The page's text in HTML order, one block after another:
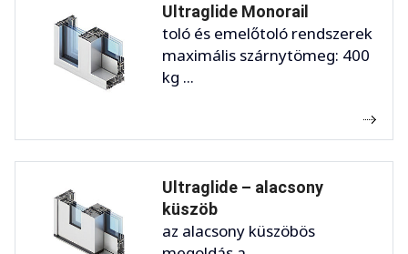
Ultraglide Monorail
toló és emelőtoló rendszerek
maximális szárnytömeg: 400
kg ...
Ultraglide – alacsony
küszöb
az alacsony küszöbös